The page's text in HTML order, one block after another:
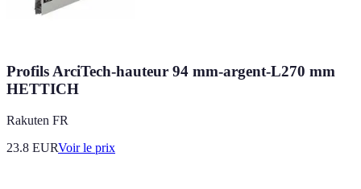
Profils ArciTech-hauteur 94 mm-argent-L270 mm
HETTICH
Rakuten FR
23.8 EURVoir le prix